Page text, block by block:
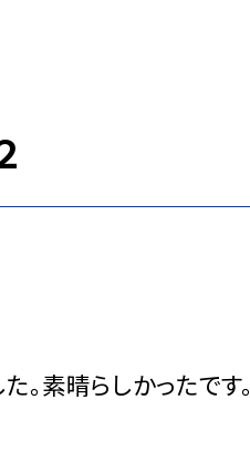
素晴らしかったです。